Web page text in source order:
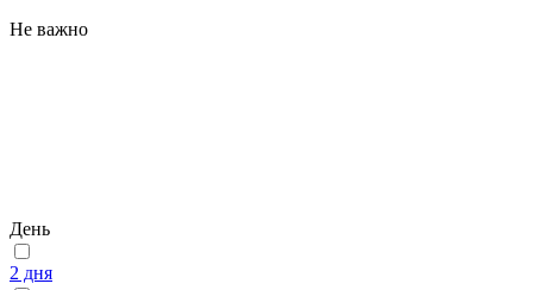
Не важно
День
2 дня